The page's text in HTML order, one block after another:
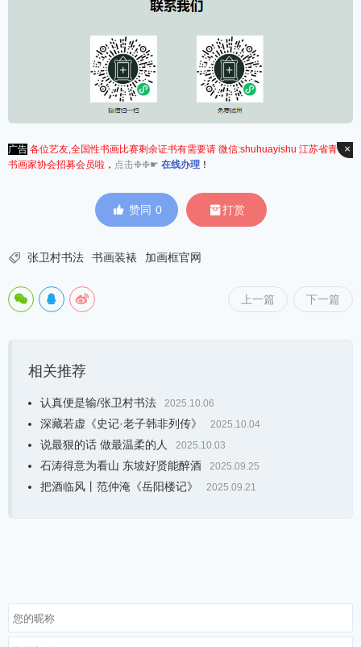
广告 各位艺友,全国性书画比赛剩余证书有需要请 微信:shuhuayishu 江苏省青年
书画家协会招募会员啦 ， 点击❉❉☛ 在线办理 ！
×
 赞同 0 打赏
 张卫村书法 书画装裱 加画框官网
上一篇 下一篇
相关推荐
认真便是输/张卫村书法 2025.10.06
深藏若虚《史记·老子韩非列传》 2025.10.04
说最狠的话 做最温柔的人 2025.10.03
石涛得意为看山 东坡好贤能醉酒 2025.09.25
把酒临风丨范仲淹《岳阳楼记》 2025.09.21